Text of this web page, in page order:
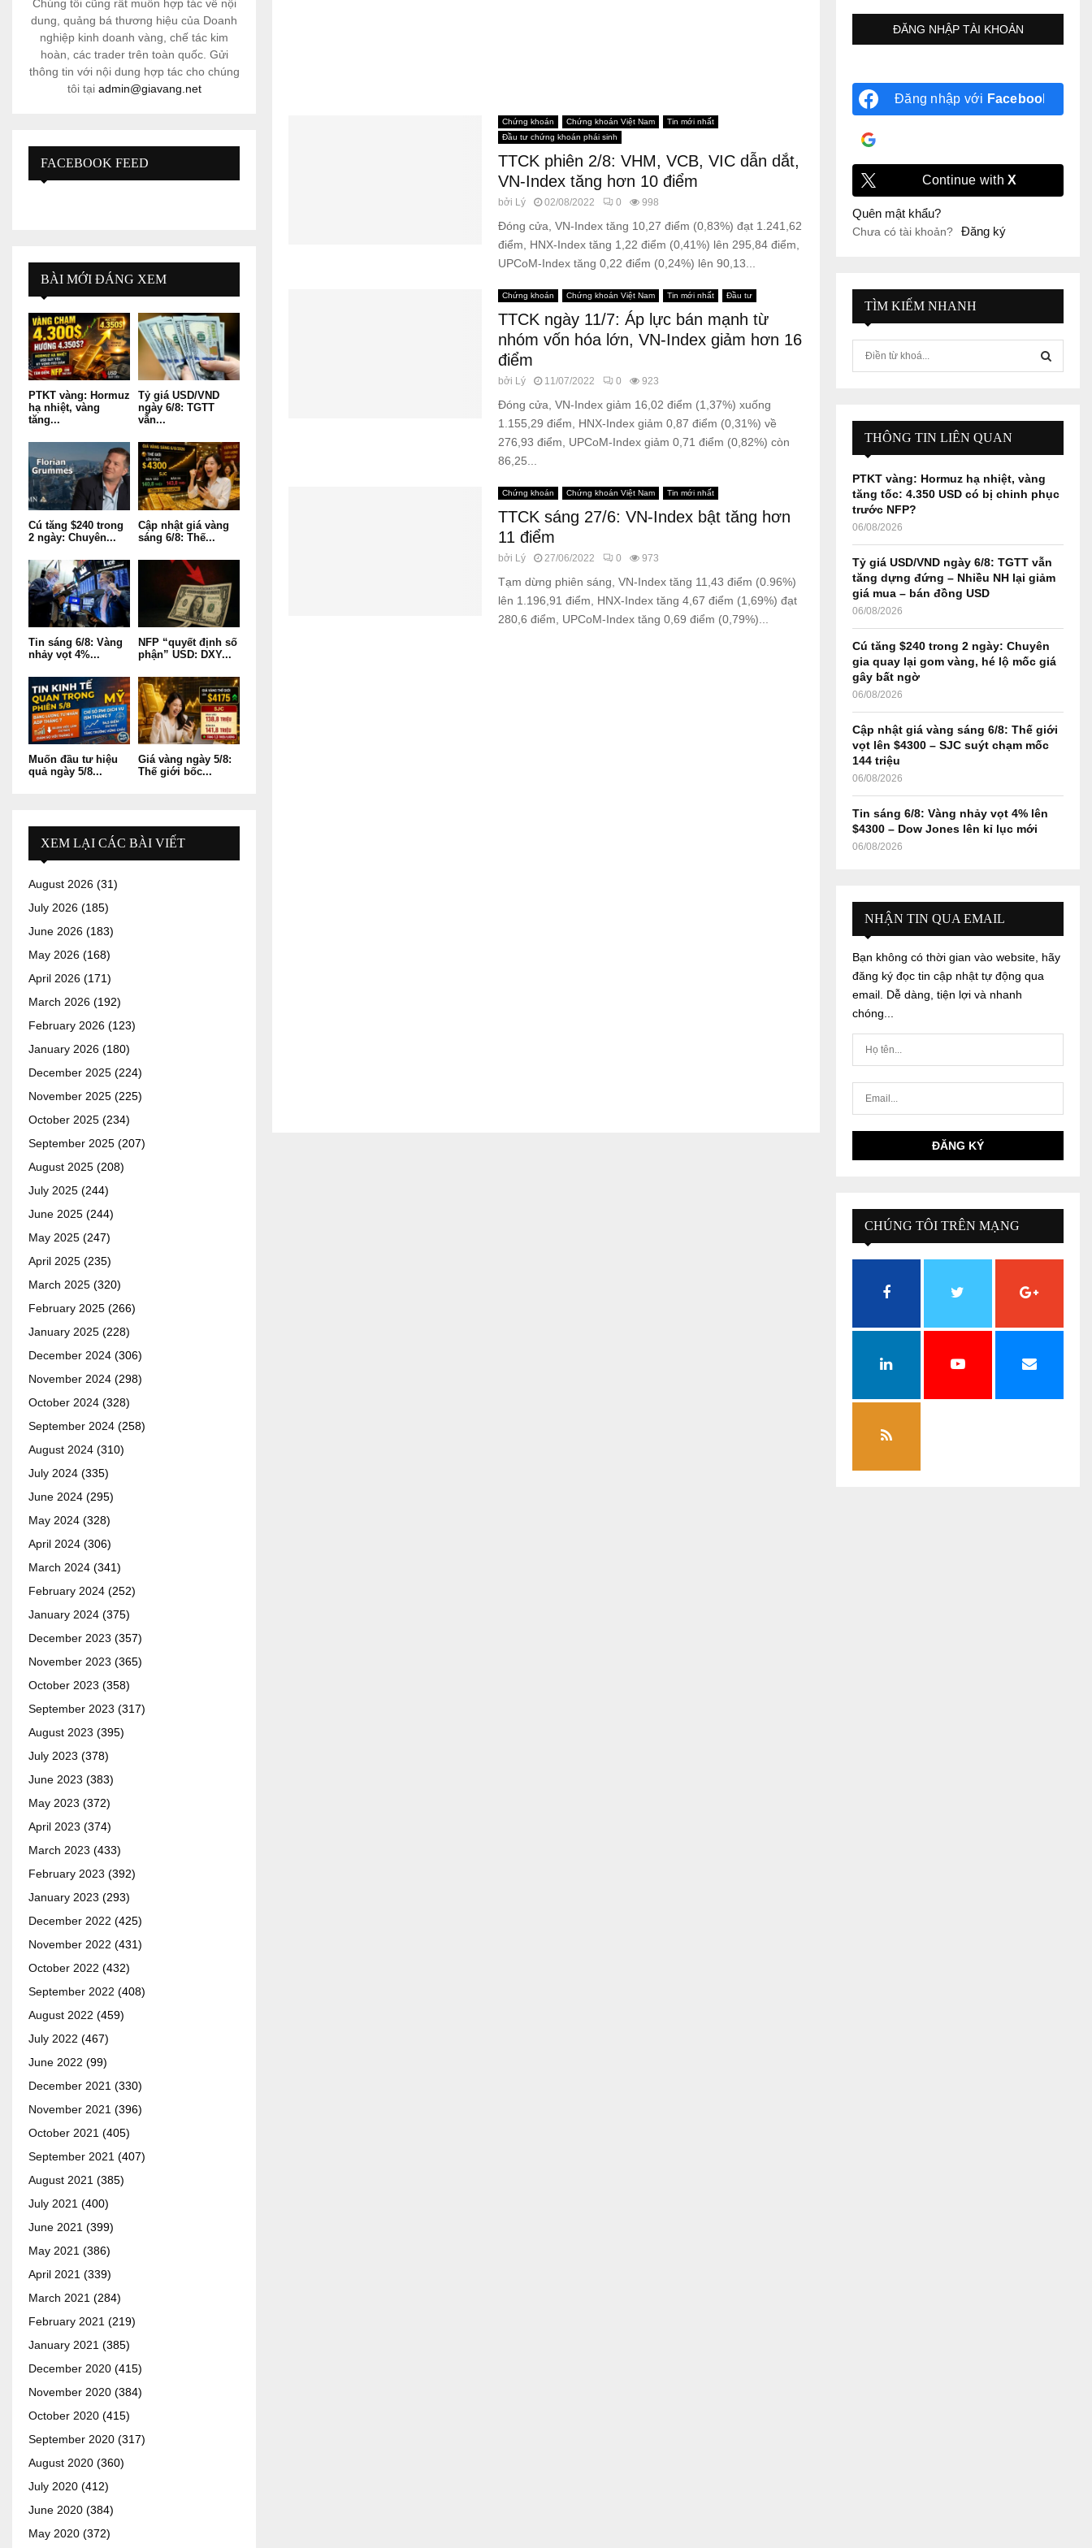
Chứng khoán Chứng khoán Việt Nam
Tin mới nhất
Đầu tư chứng khoán phái sinh
TTCK phiên 2/8: VHM, VCB, VIC dẫn dắt,
VN-Index tăng hơn 10 điểm
bởi Lý 02/08/2022 0 998
Đóng cửa, VN-Index tăng 10,27 điểm (0,83%) đạt 1.241,62
điểm, HNX-Index tăng 1,22 điểm (0,41%) lên 295,84 điểm,
UPCoM-Index tăng 0,22 điểm (0,24%) lên 90,13...
Chứng khoán Chứng khoán Việt Nam Tin mới nhất Đầu tư
TTCK ngày 11/7: Áp lực bán mạnh từ
nhóm vốn hóa lớn, VN-Index giảm hơn 16
điểm
bởi Lý 11/07/2022 0 923
Đóng cửa, VN-Index giảm 16,02 điểm (1,37%) xuống
1.155,29 điểm, HNX-Index giảm 0,87 điểm (0,31%) về
276,93 điểm, UPCoM-Index giảm 0,71 điểm (0,82%) còn
86,25...
Chứng khoán Chứng khoán Việt Nam Tin mới nhất
TTCK sáng 27/6: VN-Index bật tăng hơn
11 điểm
bởi Lý 27/06/2022 0 973
Tạm dừng phiên sáng, VN-Index tăng 11,43 điểm (0.96%)
lên 1.196,91 điểm, HNX-Index tăng 4,67 điểm (1,69%) đạt
280,6 điểm, UPCoM-Index tăng 0,69 điểm (0,79%)...
Chúng tôi cũng rất muốn hợp tác về nội
dung, quảng bá thương hiệu của Doanh
nghiệp kinh doanh vàng, chế tác kim
hoàn, các trader trên toàn quốc. Gửi
thông tin với nội dung hợp tác cho chúng
tôi tại admin@giavang.net
FACEBOOK FEED
BÀI MỚI ĐÁNG XEM
PTKT vàng: Hormuz
hạ nhiệt, vàng
tăng...
Tỷ giá USD/VND
ngày 6/8: TGTT
vẫn...
Cú tăng $240 trong
2 ngày: Chuyên...
Cập nhật giá vàng
sáng 6/8: Thế...
Tin sáng 6/8: Vàng
nhảy vọt 4%...
NFP “quyết định số
phận” USD: DXY...
Muốn đầu tư hiệu
quả ngày 5/8...
Giá vàng ngày 5/8:
Thế giới bốc...
XEM LẠI CÁC BÀI VIẾT
August 2026 (31)
July 2026 (185)
June 2026 (183)
May 2026 (168)
April 2026 (171)
March 2026 (192)
February 2026 (123)
January 2026 (180)
December 2025 (224)
November 2025 (225)
October 2025 (234)
September 2025 (207)
August 2025 (208)
July 2025 (244)
June 2025 (244)
May 2025 (247)
April 2025 (235)
March 2025 (320)
February 2025 (266)
January 2025 (228)
December 2024 (306)
November 2024 (298)
October 2024 (328)
September 2024 (258)
August 2024 (310)
July 2024 (335)
June 2024 (295)
May 2024 (328)
April 2024 (306)
March 2024 (341)
February 2024 (252)
January 2024 (375)
December 2023 (357)
November 2023 (365)
October 2023 (358)
September 2023 (317)
August 2023 (395)
July 2023 (378)
June 2023 (383)
May 2023 (372)
April 2023 (374)
March 2023 (433)
February 2023 (392)
January 2023 (293)
December 2022 (425)
November 2022 (431)
October 2022 (432)
September 2022 (408)
August 2022 (459)
July 2022 (467)
June 2022 (99)
December 2021 (330)
November 2021 (396)
October 2021 (405)
September 2021 (407)
August 2021 (385)
July 2021 (400)
June 2021 (399)
May 2021 (386)
April 2021 (339)
March 2021 (284)
February 2021 (219)
January 2021 (385)
December 2020 (415)
November 2020 (384)
October 2020 (415)
September 2020 (317)
August 2020 (360)
July 2020 (412)
June 2020 (384)
May 2020 (372)
Đăng nhập với Facebook
Continue withX
Quên mật khẩu?
Chưa có tài khoản? Đăng ký
TÌM KIẾM NHANH
r
:
E
A
R
THÔNG TIN LIÊN QUAN
PTKT vàng: Hormuz hạ nhiệt, vàng
tăng tốc: 4.350 USD có bị chinh phục
trước NFP?
06/08/2026
Tỷ giá USD/VND ngày 6/8: TGTT vẫn
tăng dựng đứng – Nhiều NH lại giảm
giá mua – bán đồng USD
06/08/2026
Cú tăng $240 trong 2 ngày: Chuyên
gia quay lại gom vàng, hé lộ mốc giá
gây bất ngờ
06/08/2026
Cập nhật giá vàng sáng 6/8: Thế giới
vọt lên $4300 – SJC suýt chạm mốc
144 triệu
06/08/2026
Tin sáng 6/8: Vàng nhảy vọt 4% lên
$4300 – Dow Jones lên kỉ lục mới
06/08/2026
NHẬN TIN QUA EMAIL
Bạn không có thời gian vào website, hãy
đăng ký đọc tin cập nhật tự động qua
email. Dễ dàng, tiện lợi và nhanh
chóng...
CHÚNG TÔI TRÊN MẠNG
XÃ HỘI